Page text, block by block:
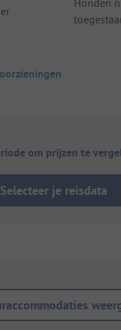
om prijzen te
Selecteer je reisdata